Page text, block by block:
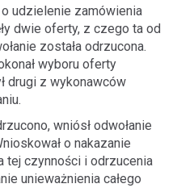
udzielenie zamówienia
dwie oferty, z czego ta od
została odrzucona.
wyboru oferty
drugi z wykonawców
wniósł odwołanie
o nakazanie
tej czynności i odrzucenia
unieważnienia całego